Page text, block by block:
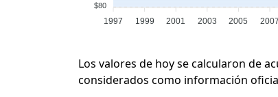
$80
1997 1999 2001 2003 2005 2007
Los valores de hoy se calcularon de
considerados como información